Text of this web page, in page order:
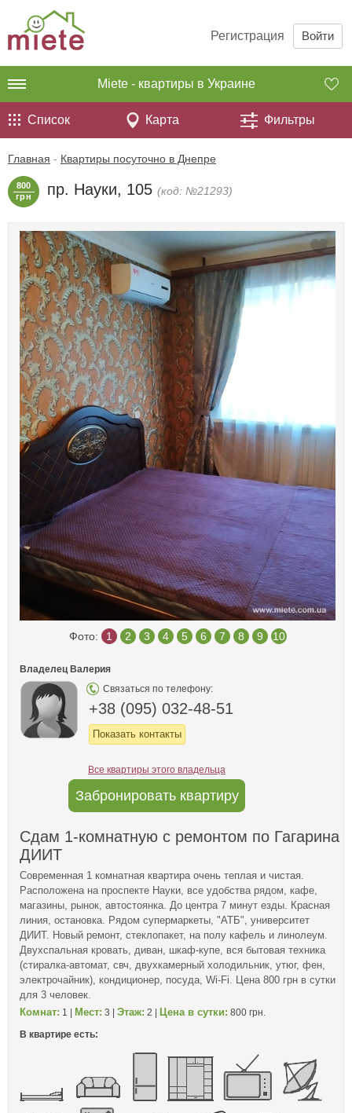
Регистрация Войти
Miete - квартиры в Украине
Список Карта Фильтры
Главная - Квартиры посуточно в Днепре
800
грн
пр. Науки, 105 (код: №21293)
Фото: 1 2 3 4 5 6 7 8 9 10
Владелец Валерия
Связаться по телефону:
+38 (095) 032-48-51
Показать контакты
Все квартиры этого владельца
Забронировать квартиру
Сдам 1-комнатную с ремонтом по Гагарина
ДИИТ
Современная 1 комнатная квартира очень теплая и чистая.
Расположена на проспекте Науки, все удобства рядом, кафе,
магазины, рынок, автостоянка. До центра 7 минут езды. Красная
линия, остановка. Рядом супермаркеты, "АТБ", университет
ДИИТ. Новый ремонт, стеклопакет, на полу кафель и линолеум.
Двухспальная кровать, диван, шкаф-купе, вся бытовая техника
(стиралка-автомат, свч, двухкамерный холодильник, утюг, фен,
электрочайник), кондиционер, посуда, Wi-Fi. Цена 800 грн в сутки
для 3 человек.
Комнат: 1 | Мест: 3 | Этаж: 2 | Цена в сутки: 800 грн.
В квартире есть: